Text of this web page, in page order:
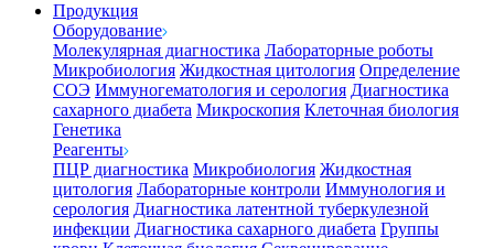
Продукция
Оборудование
Молекулярная диагностика Лабораторные роботы
Микробиология Жидкостная цитология Определение
СОЭ Иммуногематология и серология Диагностика
сахарного диабета Микроскопия Клеточная биология
Генетика
Реагенты
ПЦР диагностика Микробиология Жидкостная
цитология Лабораторные контроли Иммунология и
серология Диагностика латентной туберкулезной
инфекции Диагностика сахарного диабета Группы